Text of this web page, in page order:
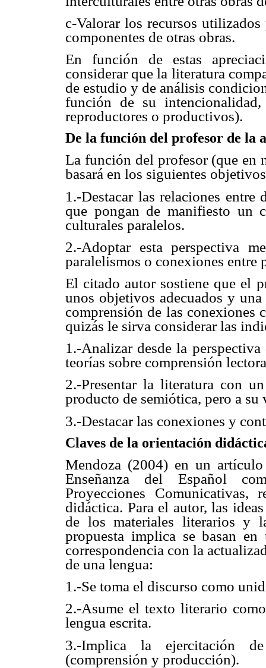
c-Valorar los recursos
componentes de otras obras.
En función de estas
considerar que la literatura
de estudio y de análisis
función de su
reproductores o productivos).
De la función del profesor de la
La función del profesor (que en
basará en los siguientes
1.-Destacar las relaciones
que pongan de manifiesto un
culturales paralelos.
2.-Adoptar esta perspectiva
paralelismos o conexiones entre
El citado autor sostiene que el
unos objetivos adecuados y
comprensión de las conexiones
quizás le sirva considerar las
1.-Analizar desde la
teorías sobre comprensión
2.-Presentar la literatura con
producto de semiótica, pero a
3.-Destacar las conexiones y
Claves de la orientación
Mendoza (2004) en un
Enseñanza del Español
Proyecciones
didáctica. Para el autor, las
de los materiales literarios y
propuesta implica se basan
correspondencia con la
de una lengua:
1.-Se toma el discurso como
2.-Asume el texto literario
lengua escrita.
3.-Implica la ejercitación
(comprensión y producción).